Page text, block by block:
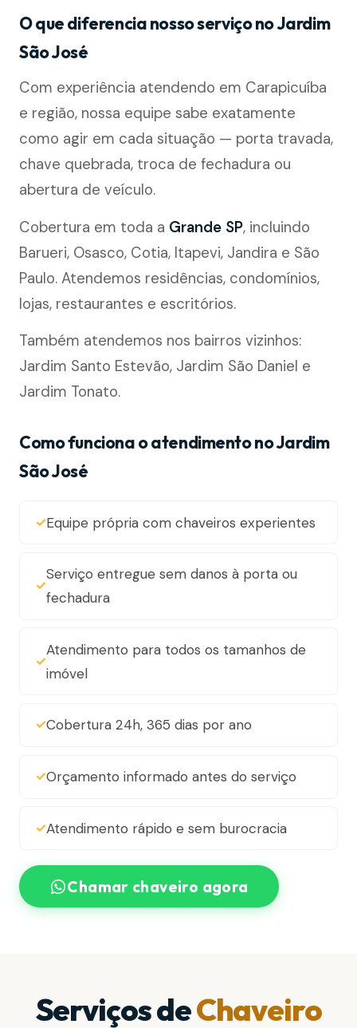
O que diferencia nosso serviço no Jardim
São José
Com experiência atendendo em Carapicuíba
e região, nossa equipe sabe exatamente
como agir em cada situação — porta travada,
chave quebrada, troca de fechadura ou
abertura de veículo.
Cobertura em toda a Grande SP, incluindo
Barueri, Osasco, Cotia, Itapevi, Jandira e São
Paulo. Atendemos residências, condomínios,
lojas, restaurantes e escritórios.
Também atendemos nos bairros vizinhos:
Jardim Santo Estevão, Jardim São Daniel e
Jardim Tonato.
Como funciona o atendimento no Jardim
São José
Equipe própria com chaveiros experientes
Serviço entregue sem danos à porta ou
fechadura
Atendimento para todos os tamanhos de
imóvel
Cobertura 24h, 365 dias por ano
Orçamento informado antes do serviço
Atendimento rápido e sem burocracia
Chamar chaveiro agora
Serviços deChaveiro